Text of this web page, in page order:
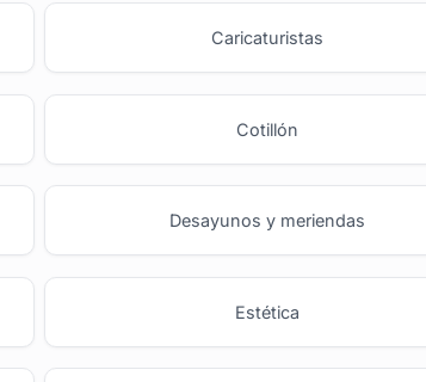
Caricaturistas
Cotillón
Desayunos y meriendas
Estética